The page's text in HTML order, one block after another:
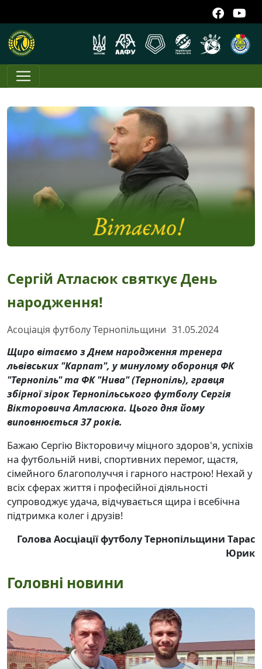
Сергій Атласюк святкує День
народження!
Асоціація футболу Тернопільщини 31.05.2024
Щиро вітаємо з Днем народження тренера
львівських "Карпат", у минулому оборонця ФК
"Тернопіль" та ФК "Нива" (Тернопіль), гравця
збірної зірок Тернопільського футболу Сергія
Вікторовича Атласюка. Цього дня йому
виповнюється 37 років.
Бажаю Сергію Вікторовичу міцного здоров'я, успіхів
на футбольній ниві, спортивних перемог, щастя,
сімейного благополуччя і гарного настрою! Нехай у
всіх сферах життя і професійної діяльності
супроводжує удача, відчувається щира і всебічна
підтримка колег і друзів!
Голова Аосціації футболу Тернопільщини Тарас
Юрик
Головні новини